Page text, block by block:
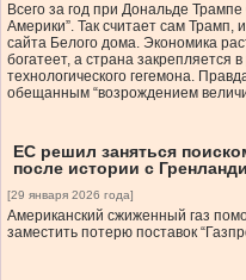
Всего за год при Дональде
Америки”. Так считает сам Трамп,
сайта Белого дома. Экономика
богатеет, а страна закрепляется
технологического гегемона.
обещанным “возрождением
ЕС решил заняться
после истории с
[29 января 2026 года]
Американский сжиженный газ
заместить потерю поставок